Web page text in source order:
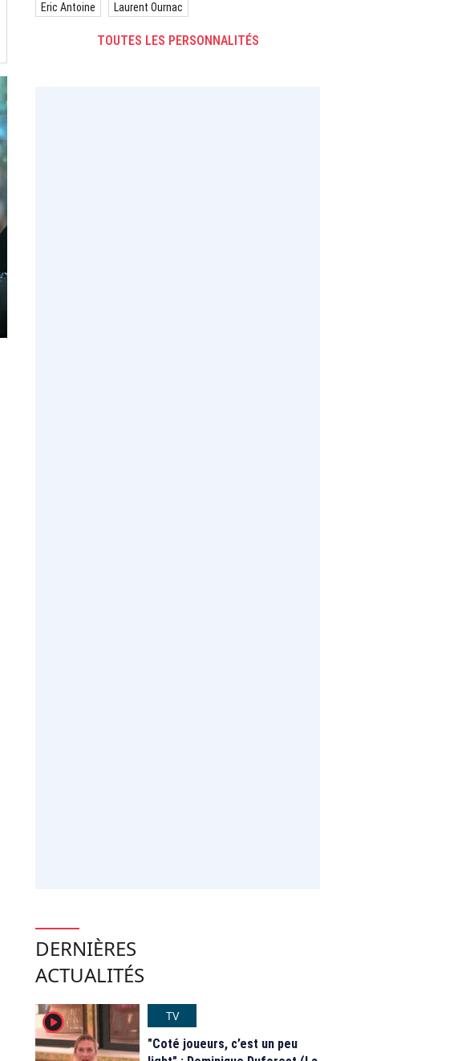
Eric Antoine Laurent Ournac
TOUTES LES PERSONNALITÉS
DERNIÈRES
ACTUALITÉS
player2
TV
"Coté joueurs, c’est un peu